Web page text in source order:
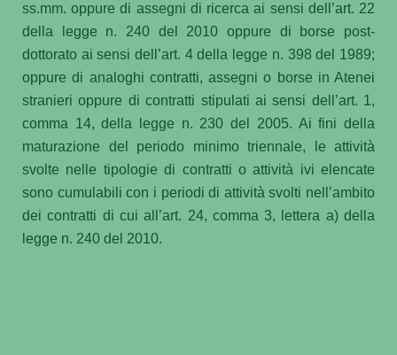
ss.mm. oppure di assegni di ricerca ai sensi dell’art. 22
della legge n. 240 del 2010 oppure di borse post-
dottorato ai sensi dell’art. 4 della legge n. 398 del 1989;
oppure di analoghi contratti, assegni o borse in Atenei
stranieri oppure di contratti stipulati ai sensi dell’art. 1,
comma 14, della legge n. 230 del 2005. Ai fini della
maturazione del periodo minimo triennale, le attività
svolte nelle tipologie di contratti o attività ivi elencate
sono cumulabili con i periodi di attività svolti nell’ambito
dei contratti di cui all’art. 24, comma 3, lettera a) della
legge n. 240 del 2010.